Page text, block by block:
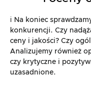
ℹ️ Na koniec
konkurencji. Czy
ceny i jakości? Czy
Analizujemy również
czy krytyczne i
uzasadnione.